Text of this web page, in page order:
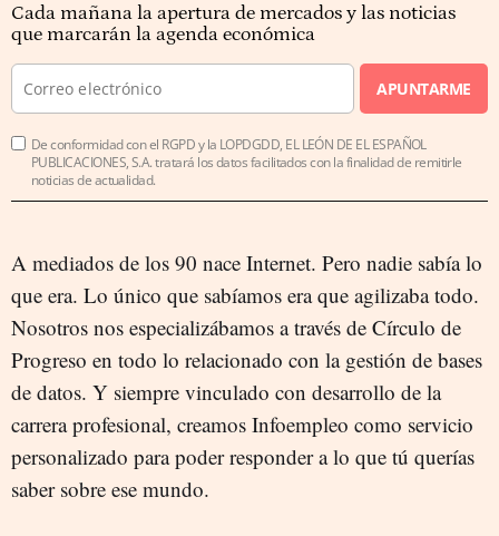
Cada mañana la apertura de mercados y las noticias
que marcarán la agenda económica
APUNTARME
De conformidad con el RGPD y la LOPDGDD, EL LEÓN DE EL ESPAÑOL
PUBLICACIONES, S.A. tratará los datos facilitados con la finalidad de remitirle
noticias de actualidad.
A mediados de los 90 nace Internet. Pero nadie sabía lo
que era. Lo único que sabíamos era que agilizaba todo.
Nosotros nos especializábamos a través de Círculo de
Progreso en todo lo relacionado con la gestión de bases
de datos. Y siempre vinculado con desarrollo de la
carrera profesional, creamos Infoempleo como servicio
personalizado para poder responder a lo que tú querías
saber sobre ese mundo.